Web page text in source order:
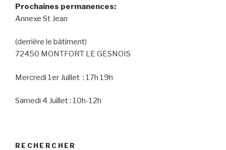
Prochaines permanences:
Annexe St Jean
(derrière le bâtiment)
72450 MONTFORT LE GESNOIS
Mercredi 1er Juillet : 17h 19h
Samedi 4 Juillet : 10h-12h
RECHERCHER